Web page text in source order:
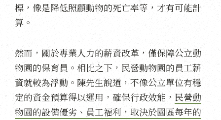
標，像是降低照顧動物的死亡率等，才有可能計
算。
然而，關於專業人力的薪資改革，僅保障公立動
物園的保育員。相比之下，民營動物園的員工薪
資就較為浮動。陳先生說道，不像公立單位有穩
定的資金預算得以運用，確保行政效能， 民營動
物園的設備優劣、員工福利，取決於園區每年的